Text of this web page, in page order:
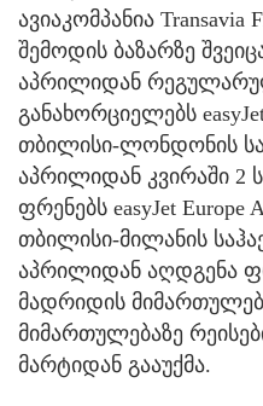
ავიაკომპანია
შემოდის ბაზარზე
აპრილიდან
განახორციელებს
თბილისი-ლონდონის
აპრილიდან კვირაში 2
ფრენებს easyJet Europe
თბილისი-მილანის
აპრილიდან აღდგენა
მადრიდის
მიმართულებაზე
მარტიდან გააუქმა.